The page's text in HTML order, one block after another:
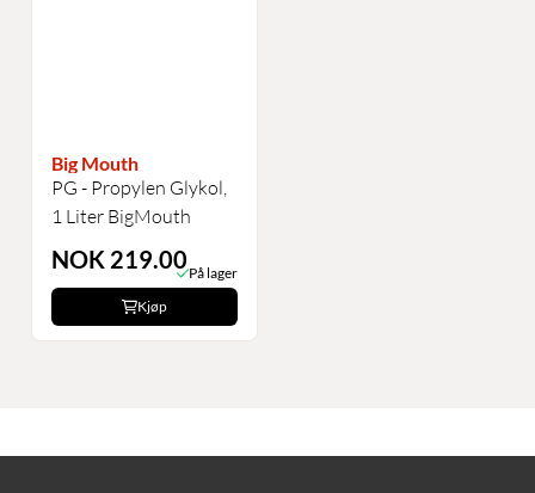
Big Mouth
PG - Propylen Glykol,
1 Liter BigMouth
NOK 219.00 På lager
Kjøp